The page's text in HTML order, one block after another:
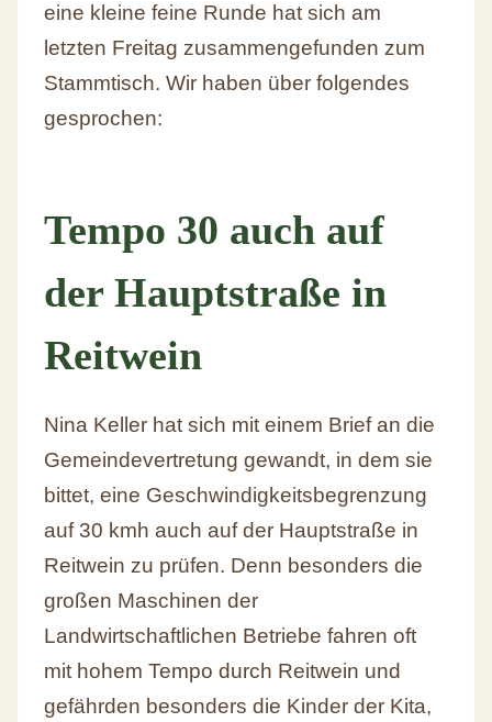
eine kleine feine Runde hat sich am
letzten Freitag zusammengefunden zum
Stammtisch. Wir haben über folgendes
gesprochen:
Tempo 30 auch auf
der Hauptstraße in
Reitwein
Nina Keller hat sich mit einem Brief an die
Gemeindevertretung gewandt, in dem sie
bittet, eine Geschwindigkeitsbegrenzung
auf 30 kmh auch auf der Hauptstraße in
Reitwein zu prüfen. Denn besonders die
großen Maschinen der
Landwirtschaftlichen Betriebe fahren oft
mit hohem Tempo durch Reitwein und
gefährden besonders die Kinder der Kita,